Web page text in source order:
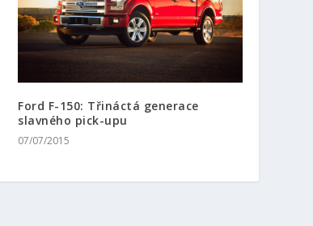
Ford F-150: Třináctá generace
slavného pick-upu
07/07/2015